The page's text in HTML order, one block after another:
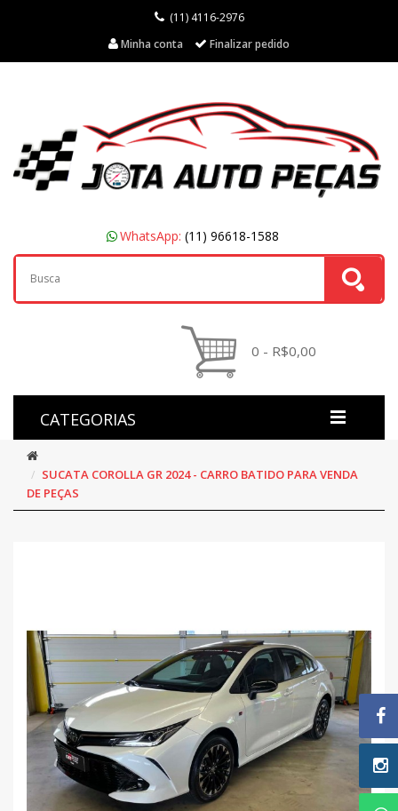
(11) 4116-2976
Minha conta
Finalizar pedido
WhatsApp: (11) 96618-1588
0 - R$0,00
CATEGORIAS
SUCATA COROLLA GR 2024 - CARRO BATIDO PARA VENDA
DE PEÇAS